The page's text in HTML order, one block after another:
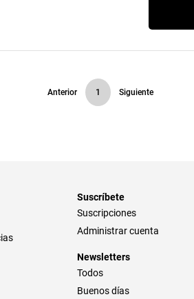
Anterior 1 Siguiente
Suscríbete
Suscripciones
Administrar cuenta
Newsletters
Todos
Buenos días